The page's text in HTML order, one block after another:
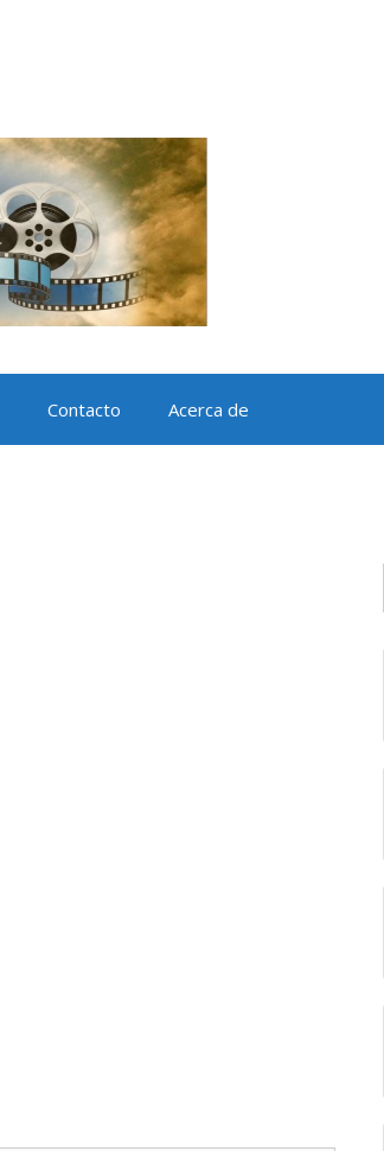
Contacto Acerca de